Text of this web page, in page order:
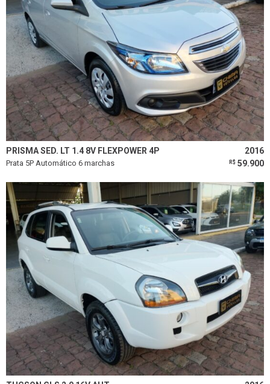
PRISMA SED. LT 1.4 8V FLEXPOWER 4P 2016
Prata 5P Automático 6 marchas R$ 59.900